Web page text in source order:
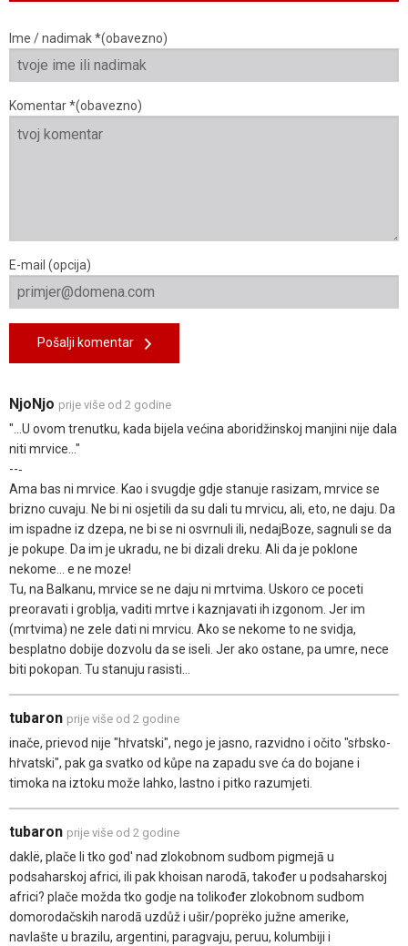
Ime / nadimak *(obavezno)
Komentar *(obavezno)
E-mail (opcija)
Pošalji komentar
NjoNjo prije više od 2 godine
"...U ovom trenutku, kada bijela većina aboridžinskoj manjini nije dala
niti mrvice..."
--‐
Ama bas ni mrvice. Kao i svugdje gdje stanuje rasizam, mrvice se
brizno cuvaju. Ne bi ni osjetili da su dali tu mrvicu, ali, eto, ne daju. Da
im ispadne iz dzepa, ne bi se ni osvrnuli ili, nedajBoze, sagnuli se da
je pokupe. Da im je ukradu, ne bi dizali dreku. Ali da je poklone
nekome... e ne moze!
Tu, na Balkanu, mrvice se ne daju ni mrtvima. Uskoro ce poceti
preoravati i groblja, vaditi mrtve i kaznjavati ih izgonom. Jer im
(mrtvima) ne zele dati ni mrvicu. Ako se nekome to ne svidja,
besplatno dobije dozvolu da se iseli. Jer ako ostane, pa umre, nece
biti pokopan. Tu stanuju rasisti...
tubaron prije više od 2 godine
inače, prievod nije "hṙvatski", nego je jasno, razvidno i očito "sṙbsko-
hṙvatski", pak ga svatko od kůpe na zapadu sve ća do bojane i
timoka na iztoku može lahko, lastno i pitko razumjeti.
tubaron prije više od 2 godine
daklë, plače li tko god' nad zlokobnom sudbom pigmejā u
podsaharskoj africi, ili pak khoisan narodā, također u podsaharskoj
africi? plače možda tko godje na tolikođer zlokobnom sudbom
domorodačskih narodā uzdůž i ušir/poprëko južne amerike,
navlašte u brazilu, argentini, paragvaju, peruu, kolumbiji i